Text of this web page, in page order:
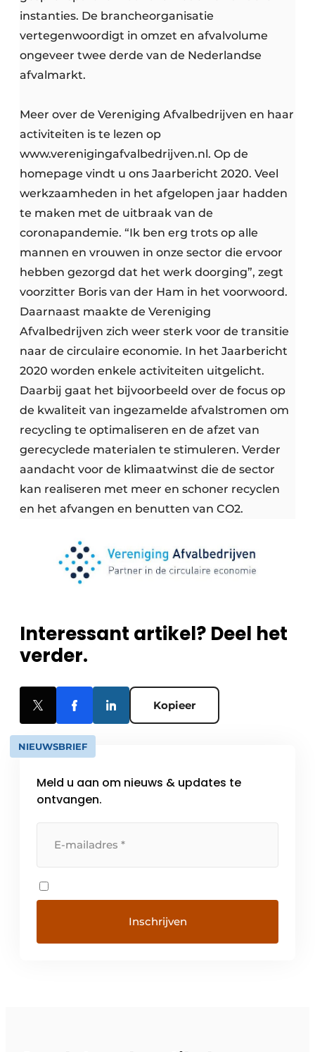
instanties. De brancheorganisatie
vertegenwoordigt in omzet en afvalvolume
ongeveer twee derde van de Nederlandse
afvalmarkt.
Meer over de Vereniging Afvalbedrijven en haar
activiteiten is te lezen op
www.verenigingafvalbedrijven.nl. Op de
homepage vindt u ons Jaarbericht 2020. Veel
werkzaamheden in het afgelopen jaar hadden
te maken met de uitbraak van de
coronapandemie. “Ik ben erg trots op alle
mannen en vrouwen in onze sector die ervoor
hebben gezorgd dat het werk doorging”, zegt
voorzitter Boris van der Ham in het voorwoord.
Daarnaast maakte de Vereniging
Afvalbedrijven zich weer sterk voor de transitie
naar de circulaire economie. In het Jaarbericht
2020 worden enkele activiteiten uitgelicht.
Daarbij gaat het bijvoorbeeld over de focus op
de kwaliteit van ingezamelde afvalstromen om
recycling te optimaliseren en de afzet van
gerecyclede materialen te stimuleren. Verder
aandacht voor de klimaatwinst die de sector
kan realiseren met meer en schoner recyclen
en het afvangen en benutten van CO2.
Interessant artikel? Deel het
verder.
Kopieer
NIEUWSBRIEF
Meld u aan om nieuws & updates te
ontvangen.